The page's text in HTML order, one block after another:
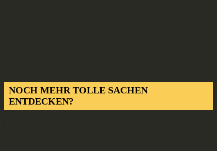
NOCH MEHR TOLLE SACHEN
ENTDECKEN?